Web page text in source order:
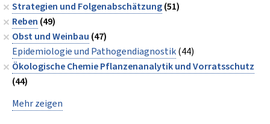
Strategien und Folgenabschätzung(51)
Reben (49)
Obst und Weinbau (47)
Epidemiologie und Pathogendiagnostik(44)
Ökologische Chemie Pflanzenanalytik und Vorratsschutz
(44)
Mehr zeigen